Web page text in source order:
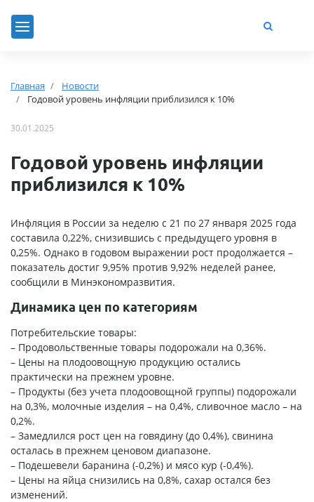
Главная
Новости
Годовой уровень инфляции приблизился к 10%
30.01.2025
Годовой уровень инфляции
приблизился к 10%
Инфляция в России за неделю с 21 по 27 января 2025 года
составила 0,22%, снизившись с предыдущего уровня в
0,25%. Однако в годовом выражении рост продолжается –
показатель достиг 9,95% против 9,92% неделей ранее,
сообщили в Минэкономразвития.
Динамика цен по категориям
Потребительские товары:
– Продовольственные товары подорожали на 0,36%.
– Цены на плодоовощную продукцию остались
практически на прежнем уровне.
– Продукты (без учета плодоовощной группы) подорожали
на 0,3%, молочные изделия – на 0,4%, сливочное масло – на
0,2%.
– Замедлился рост цен на говядину (до 0,4%), свинина
осталась в прежнем ценовом диапазоне.
– Подешевели баранина (-0,2%) и мясо кур (-0,4%).
– Цены на яйца снизились на 0,8%, сахар остался без
изменений.